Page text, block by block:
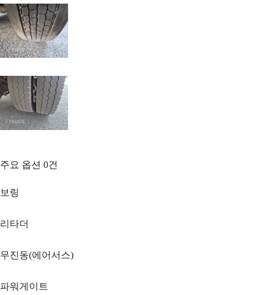
주요 옵션 0건
보링
리타더
무진동(에어서스)
파워게이트